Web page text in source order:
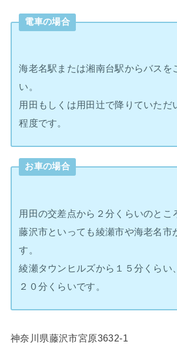
電車の場合
海老名駅または湘南台駅からバスを
い。
用田もしくは用田辻で降りていただ
程度です。
お車の場合
用田の交差点から２分くらいのとこ
藤沢市といっても綾瀬市や海老名市
す。
綾瀬タウンヒルズから１５分くらい
２０分くらいです。
神奈川県藤沢市宮原3632-1